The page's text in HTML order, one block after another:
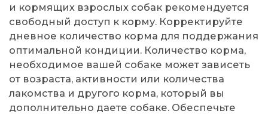
и кормящих взрослых собак рекомендуется
свободный доступ к корму. Корректируйте
дневное количество корма для поддержания
оптимальной кондиции. Количество корма,
необходимое вашей собаке может зависеть
от возраста, активности или количества
лакомства и другого корма, который вы
дополнительно даете собаке. Обеспечьте